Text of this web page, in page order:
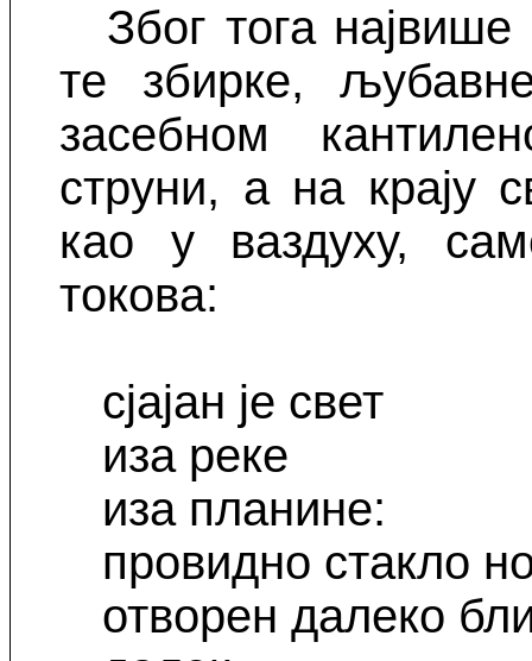
Због тога
те збирке,
засебном
струни, а на крају
као у ваздуху,
токова:
сјајан је свет
иза реке
иза планине:
провидно стакло
отворен далеко